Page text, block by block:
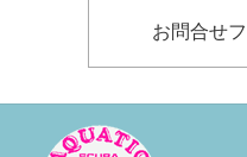
お問合せ